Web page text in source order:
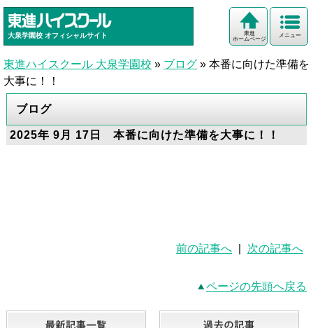
大泉学園校 オフィシャルサイト メニュー
東進
ホームページ
東進ハイスクール 大泉学園校 » ブログ » 本番に向けた準備を
大事に！！
ブログ
2025年 9月 17日 本番に向けた準備を大事に！！
前の記事へ 次の記事へ
ページの先頭へ戻る
最新記事一覧